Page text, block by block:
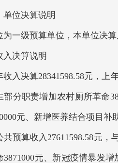
位决算说明
级预算单位，本单位决算
决算说明
决算28341598.58元，上
部分职责增加农村厕所革命
元、新增医养结合项目补
算收入27611598.58元，
3871000元、新冠疫情暴发